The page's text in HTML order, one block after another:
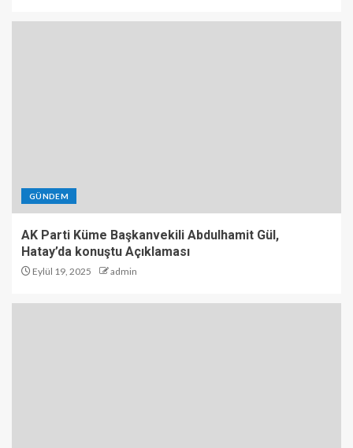
GÜNDEM
AK Parti Küme Başkanvekili Abdulhamit Gül,
Hatay’da konuştu Açıklaması
Eylül 19, 2025 admin